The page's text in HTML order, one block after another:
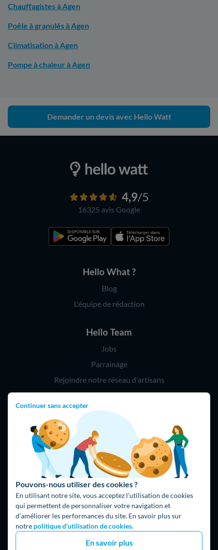
Continuer sans accepter
Pouvons-nous utiliser des cookies ?
En utilisant notre site, vous acceptez l’utilisation de cookies
qui permettent de personnaliser votre navigation et
d’améliorer les performances du site. En savoir plus sur
notre politique d'utilisation de cookies.
En savoir plus
Chauffagistes à Agen
Poêle à granulés à Agen
Climatisation à Agen
Pompe à chaleur à Agen
Demander un devis avec Hello Watt
4,9/5
16325 avis Google
Hello What ?
Blog
L'équipe de rédaction
Hello Team
Jobs
Parrainage
Rejoindre notre réseau d'artisans
Hello !
09 75 18 60 60
(8h-21h)
75018 Paris
Fait avec ⚡ par Hello Watt
© 2026 Hello Watt |CGU|Mentions légales